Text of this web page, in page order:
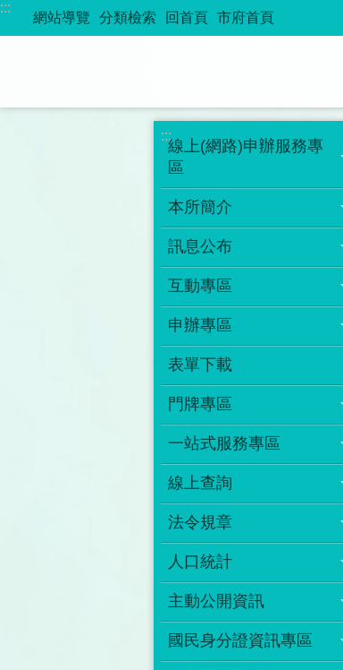
跳到主要內容區塊
:::
網站導覽 分類檢索 回首頁 市府首頁
:::
線上(網路)申辦服務專
區
本所簡介
訊息公布
互動專區
申辦專區
表單下載
門牌專區
一站式服務專區
線上查詢
法令規章
人口統計
主動公開資訊
國民身分證資訊專區